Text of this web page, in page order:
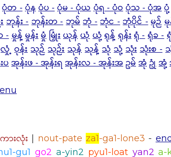
ပုံတ -ပုံနပုံပ -ပုံမ - ပုံယပုံရ - ပုံဝပုံသ - ပုံအပုံ့
ဘုန်း -ဘုန်းတ -ဘုမ်ဘုံ -ဘုံင -ဘုံပိုင် -မုဉ်
-မှုန့် မှုန်းမှုံ မြှုံးယုန်ယုံယုံ့ ရုန့် ရုန်းရုံ -ရုံခ -
လှုံ့ ဝုန်း သုဉ် သုဉ်း သုန် သုန့် သုံ သုံ့ သုံး သုံးစ -
ပအုန်းဖ - အုန်းရ အုန်းလ - အုန်းအဥမ်အုံဥုံအုံ့
ားလုံး | nout-pate za1-ga1-lone3 -
gu1 go2 a-yin2 pyu1-loat yan2 a-